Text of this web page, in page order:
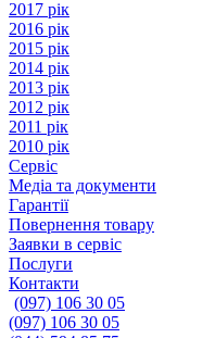
2017 рік
2016 рік
2015 рік
2014 рік
2013 рік
2012 рік
2011 рік
2010 рік
Сервіс
Медіа та документи
Гарантії
Повернення товару
Заявки в сервіс
Послуги
Контакти
(097) 106 30 05
(097) 106 30 05